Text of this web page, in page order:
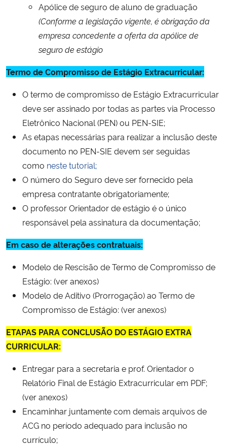
Secretaria-Geral
Secretaria de Governo
Gabinete de Segurança Institucional
Advocacia-Geral da União
Banco Central do Brasil
Planalto
Apólice de seguro de aluno de graduação
(Conforme a legislação vigente, é obrigação da
empresa concedente a oferta da apólice de
seguro de estágio
Termo de Compromisso de Estágio Extracurricular:
O termo de compromisso de Estágio Extracurricular
deve ser assinado por todas as partes via Processo
Eletrônico Nacional (PEN) ou PEN-SIE;
As etapas necessárias para realizar a inclusão deste
documento no PEN-SIE devem ser seguidas
como neste tutorial;
O número do Seguro deve ser fornecido pela
empresa contratante obrigatoriamente;
O professor Orientador de estágio é o único
responsável pela assinatura da documentação;
Em caso de alterações contratuais:
Modelo de Rescisão de Termo de Compromisso de
Estágio: (ver anexos)
Modelo de Aditivo (Prorrogação) ao Termo de
Compromisso de Estágio: (ver anexos)
ETAPAS PARA CONCLUSÃO DO ESTÁGIO EXTRA
CURRICULAR:
Entregar para a secretaria e prof. Orientador o
Relatório Final de Estágio Extracurricular em PDF;
(ver anexos)
Encaminhar juntamente com demais arquivos de
ACG no período adequado para inclusão no
currículo;